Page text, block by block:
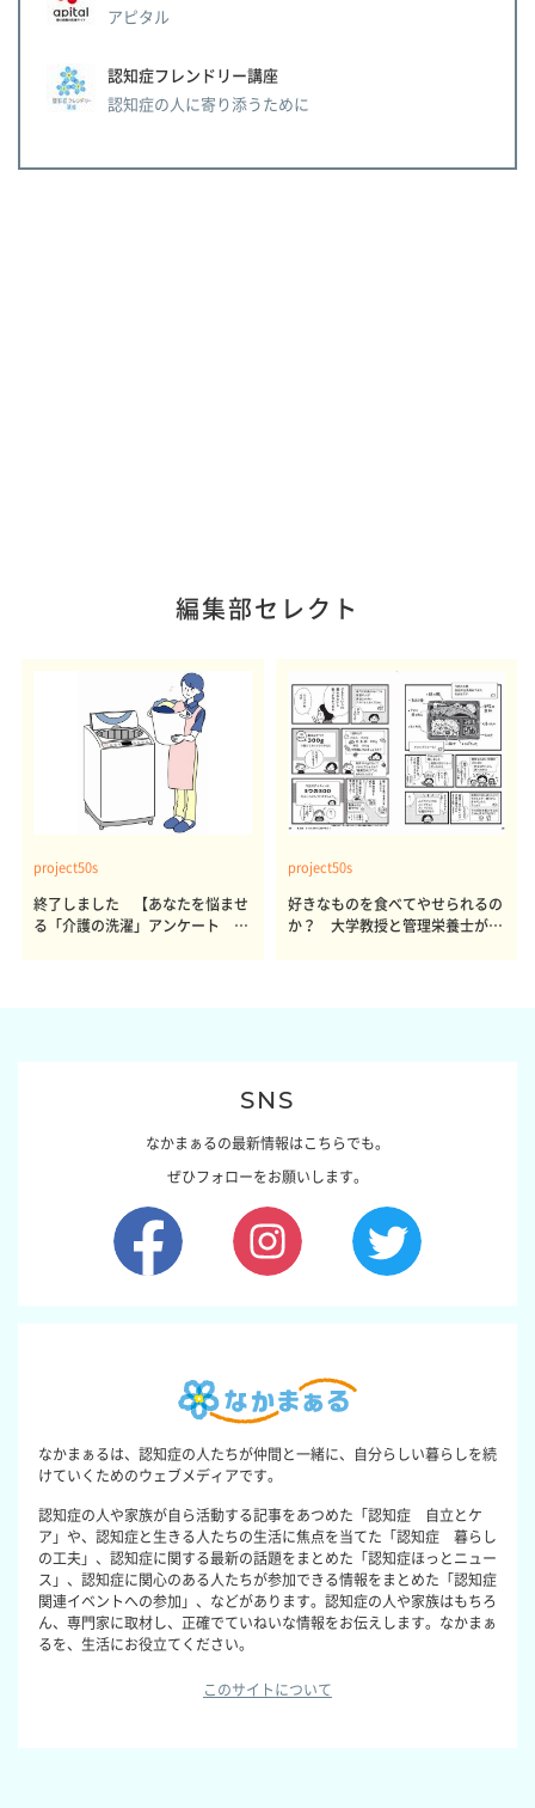
アピタル
認知症フレンドリー講座
認知症の人に寄り添うために
編集部セレクト
project50s
終了しました 【あなたを悩ませ
る「介護の洗濯」アンケート 体
project50s
好きなものを食べてやせられるの
か？ 大学教授と管理栄養士が出
SNS
なかまぁるの最新情報はこちらでも。
ぜひフォローをお願いします。
なかまぁるは、認知症の人たちが仲間と一緒に、自分らしい暮らしを続
けていくためのウェブメディアです。
認知症の人や家族が自ら活動する記事をあつめた「認知症 自立とケ
ア」や、認知症と生きる人たちの生活に焦点を当てた「認知症 暮らし
の工夫」、認知症に関する最新の話題をまとめた「認知症ほっとニュー
ス」、認知症に関心のある人たちが参加できる情報をまとめた「認知症
関連イベントへの参加」、などがあります。認知症の人や家族はもちろ
ん、専門家に取材し、正確でていねいな情報をお伝えします。なかまぁ
るを、生活にお役立てください。
このサイトについて